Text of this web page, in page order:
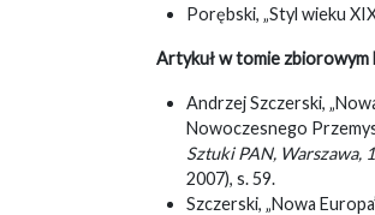
Porębski, „Styl wieku
Artykuł w tomie
Andrzej Szczerski,
Nowoczesnego
Sztuki PAN, Warszawa,
2007), s. 59.
Szczerski, „Nowa